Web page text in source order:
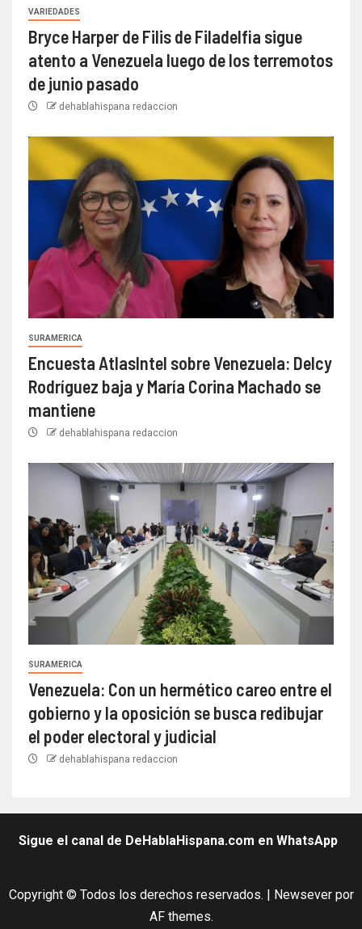
VARIEDADES
Bryce Harper de Filis de Filadelfia sigue
atento a Venezuela luego de los terremotos
de junio pasado
dehablahispana redaccion
SURAMERICA
Encuesta AtlasIntel sobre Venezuela: Delcy
Rodríguez baja y María Corina Machado se
mantiene
dehablahispana redaccion
SURAMERICA
Venezuela: Con un hermético careo entre el
gobierno y la oposición se busca redibujar
el poder electoral y judicial
dehablahispana redaccion
Sigue el canal de DeHablaHispana.com en WhatsApp
Copyright © Todos los derechos reservados. | Newseverpor
AF themes.